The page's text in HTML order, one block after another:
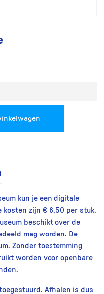
kun je een digitale
kosten zijn € 6,50 per stuk.
beschikt over de
mag worden. De
Zonder toestemming
worden voor openbare
Afhalen is dus